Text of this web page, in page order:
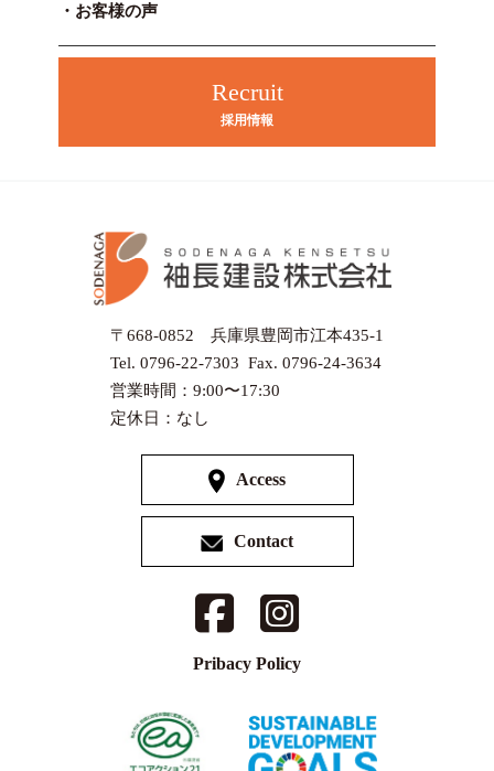
お客様の声
Recruit
採用情報
〒668-0852 兵庫県豊岡市江本435-1
Tel. 0796-22-7303 Fax. 0796-24-3634
営業時間：9:00〜17:30
定休日：なし
Access
Contact
Pribacy Policy